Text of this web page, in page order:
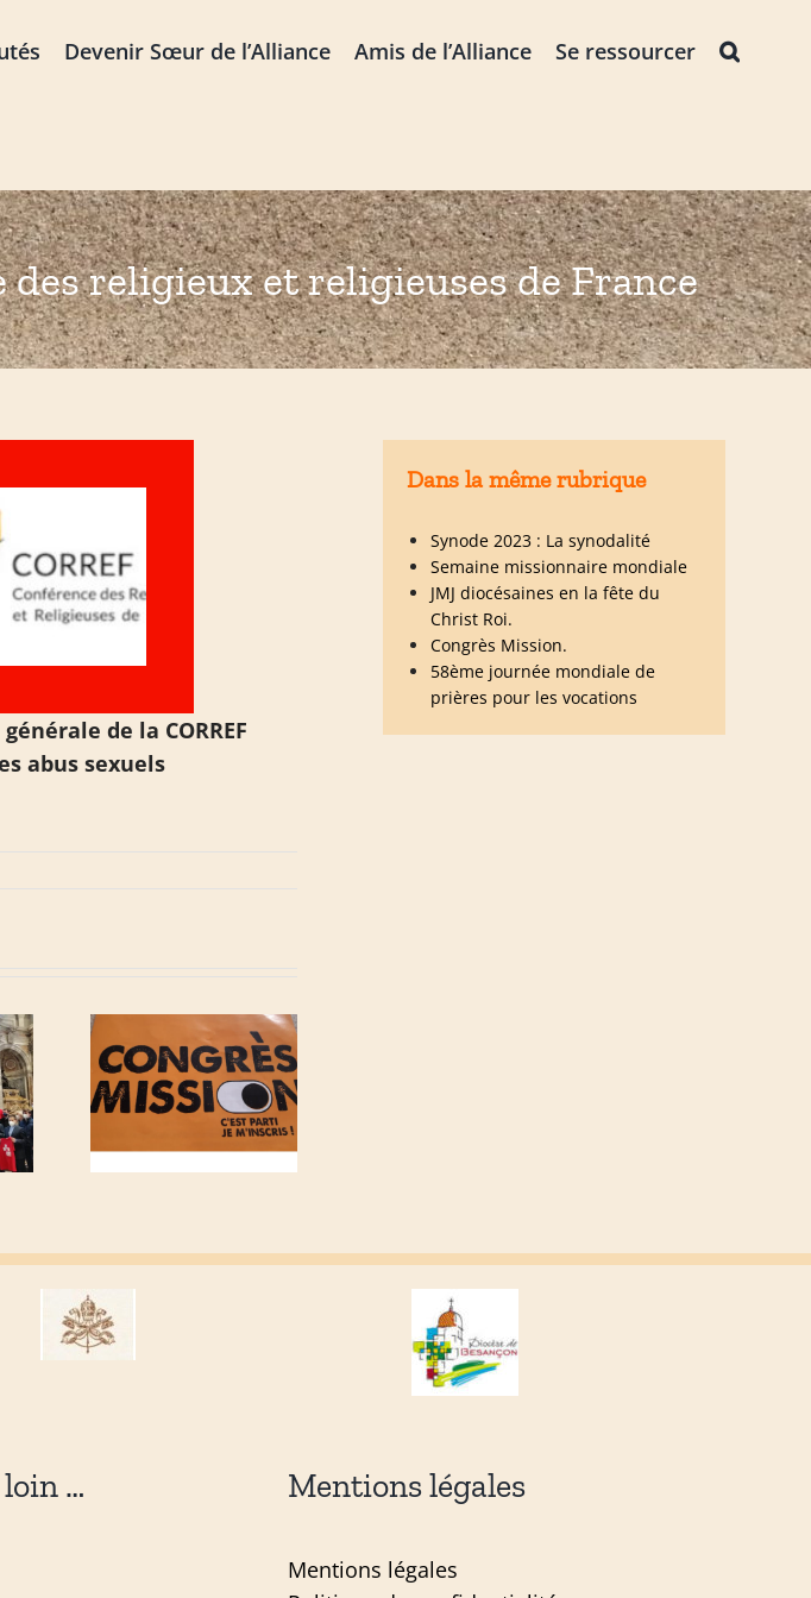
Devenir Sœur de l’Alliance Amis de l’Alliance Se ressourcer
des religieux et religieuses de France
de la CORREF
abus sexuels
Dans la même rubrique
Synode 2023 : La synodalité
Semaine missionnaire mondiale
JMJ diocésaines en la fête du
Christ Roi.
Congrès Mission.
58ème journée mondiale de
prières pour les vocations
… Mentions légales
Mentions légales